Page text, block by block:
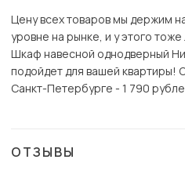
Цену всех товаров мы держим
уровне на рынке, и у этого
Шкаф навесной однодверный
подойдет для вашей квартиры!
Санкт-Петербурге - 1 790
ОТЗЫВЫ